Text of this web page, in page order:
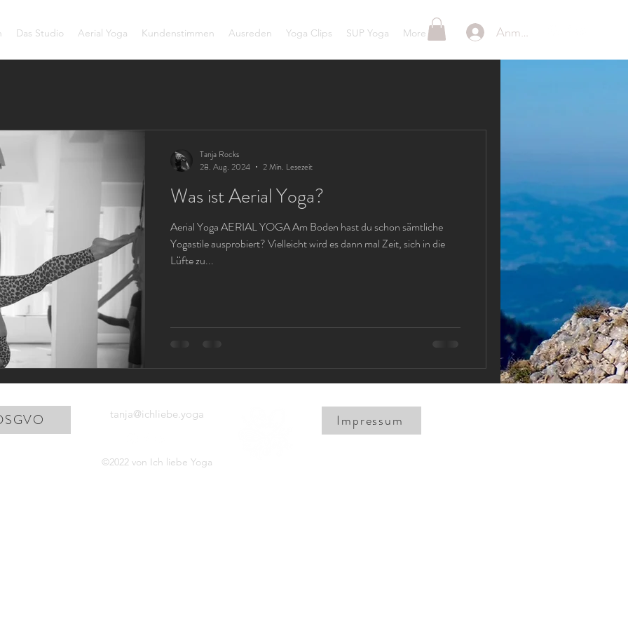
Anmelden
Das Studio Aerial Yoga Kundenstimmen Ausreden Yoga Clips SUP Yoga More
Was ist Aerial Yoga?
Aerial Yoga AERIAL YOGA Am Boden hast du schon sämtliche
Yogastile ausprobiert? Vielleicht wird es dann mal Zeit, sich in die
Lüfte zu...
Tanja Rocks
28. Aug. 2024
2 Min. Lesezeit
tanja@ichliebe.yoga
©2022 von Ich liebe Yoga
Impressum